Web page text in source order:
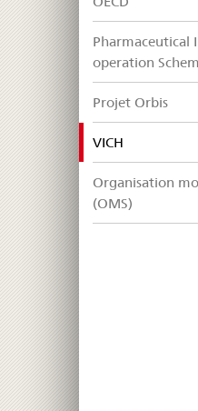
Pharmaceutical
operation
Projet Orbis
VICH
Organisation
(OMS)